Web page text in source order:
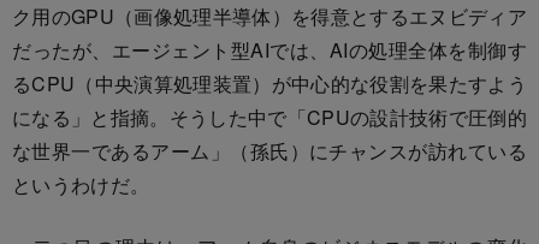
ク用のGPU（画像処理半導体）を得意とするエヌビディア
だったが、エージェント型AIでは、AIの処理全体を制御す
るCPU（中央演算処理装置）が中心的な役割を果たすよう
になる」と指摘。そうした中で「CPUの設計技術で圧倒的
な世界一であるアーム」（孫氏）にチャンスが訪れている
というわけだ。